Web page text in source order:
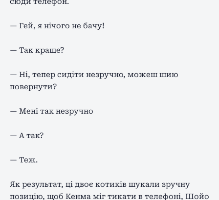
— Гей, я нічого не бачу!
— Так краще?
— Ні, тепер сидіти незручно, можеш шию
повернути?
— Мені так незручно
— А так?
— Теж.
Як результат, ці двоє котиків шукали зручну
позицію, щоб Кенма міг тикати в телефоні, Шойо